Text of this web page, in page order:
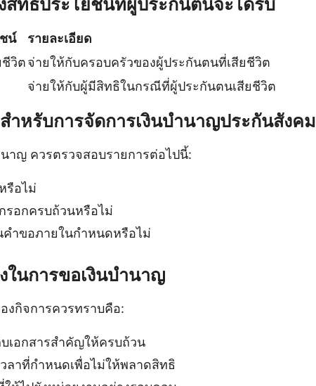
น์
รายละเอียด
วิตจ่ายให้กับครอบครัวของผู้ประกันตนที่เสียชีวิต
จ่ายให้กับผู้มีสิทธิในกรณีที่ผู้ประกันตนเสียชีวิต
ำหรับการจัดการเงินบํานาญประกันสังคม
าญ ควรตรวจสอบรายการต่อไปนี้:
รือไม่
อกครบถ้วนหรือไม่
คำขอภายในกำหนดหรือไม่
ในการขอเงินบํานาญ
งกิจการควรทราบคือ:
บเอกสารสำคัญให้ครบถ้วน
ลาที่กำหนดเพื่อไม่ให้พลาดสิทธิ